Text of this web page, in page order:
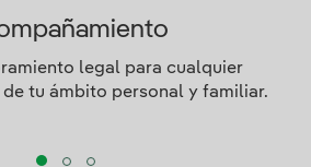
legal para cualquier
tu ámbito personal y familiar.